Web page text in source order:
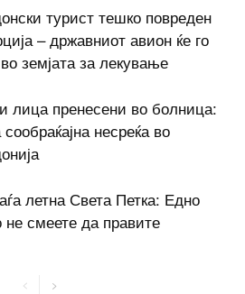
турист тешко повреден
– државниот авион ќе го
земјата за лекување
лица пренесени во болница:
несреќа во
летна Света Петка: Едно
смеете да правите